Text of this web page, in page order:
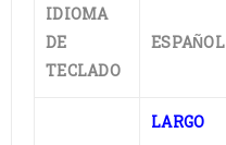
IDIOMA
DE
TECLADO
ESPAÑOL
LARGO